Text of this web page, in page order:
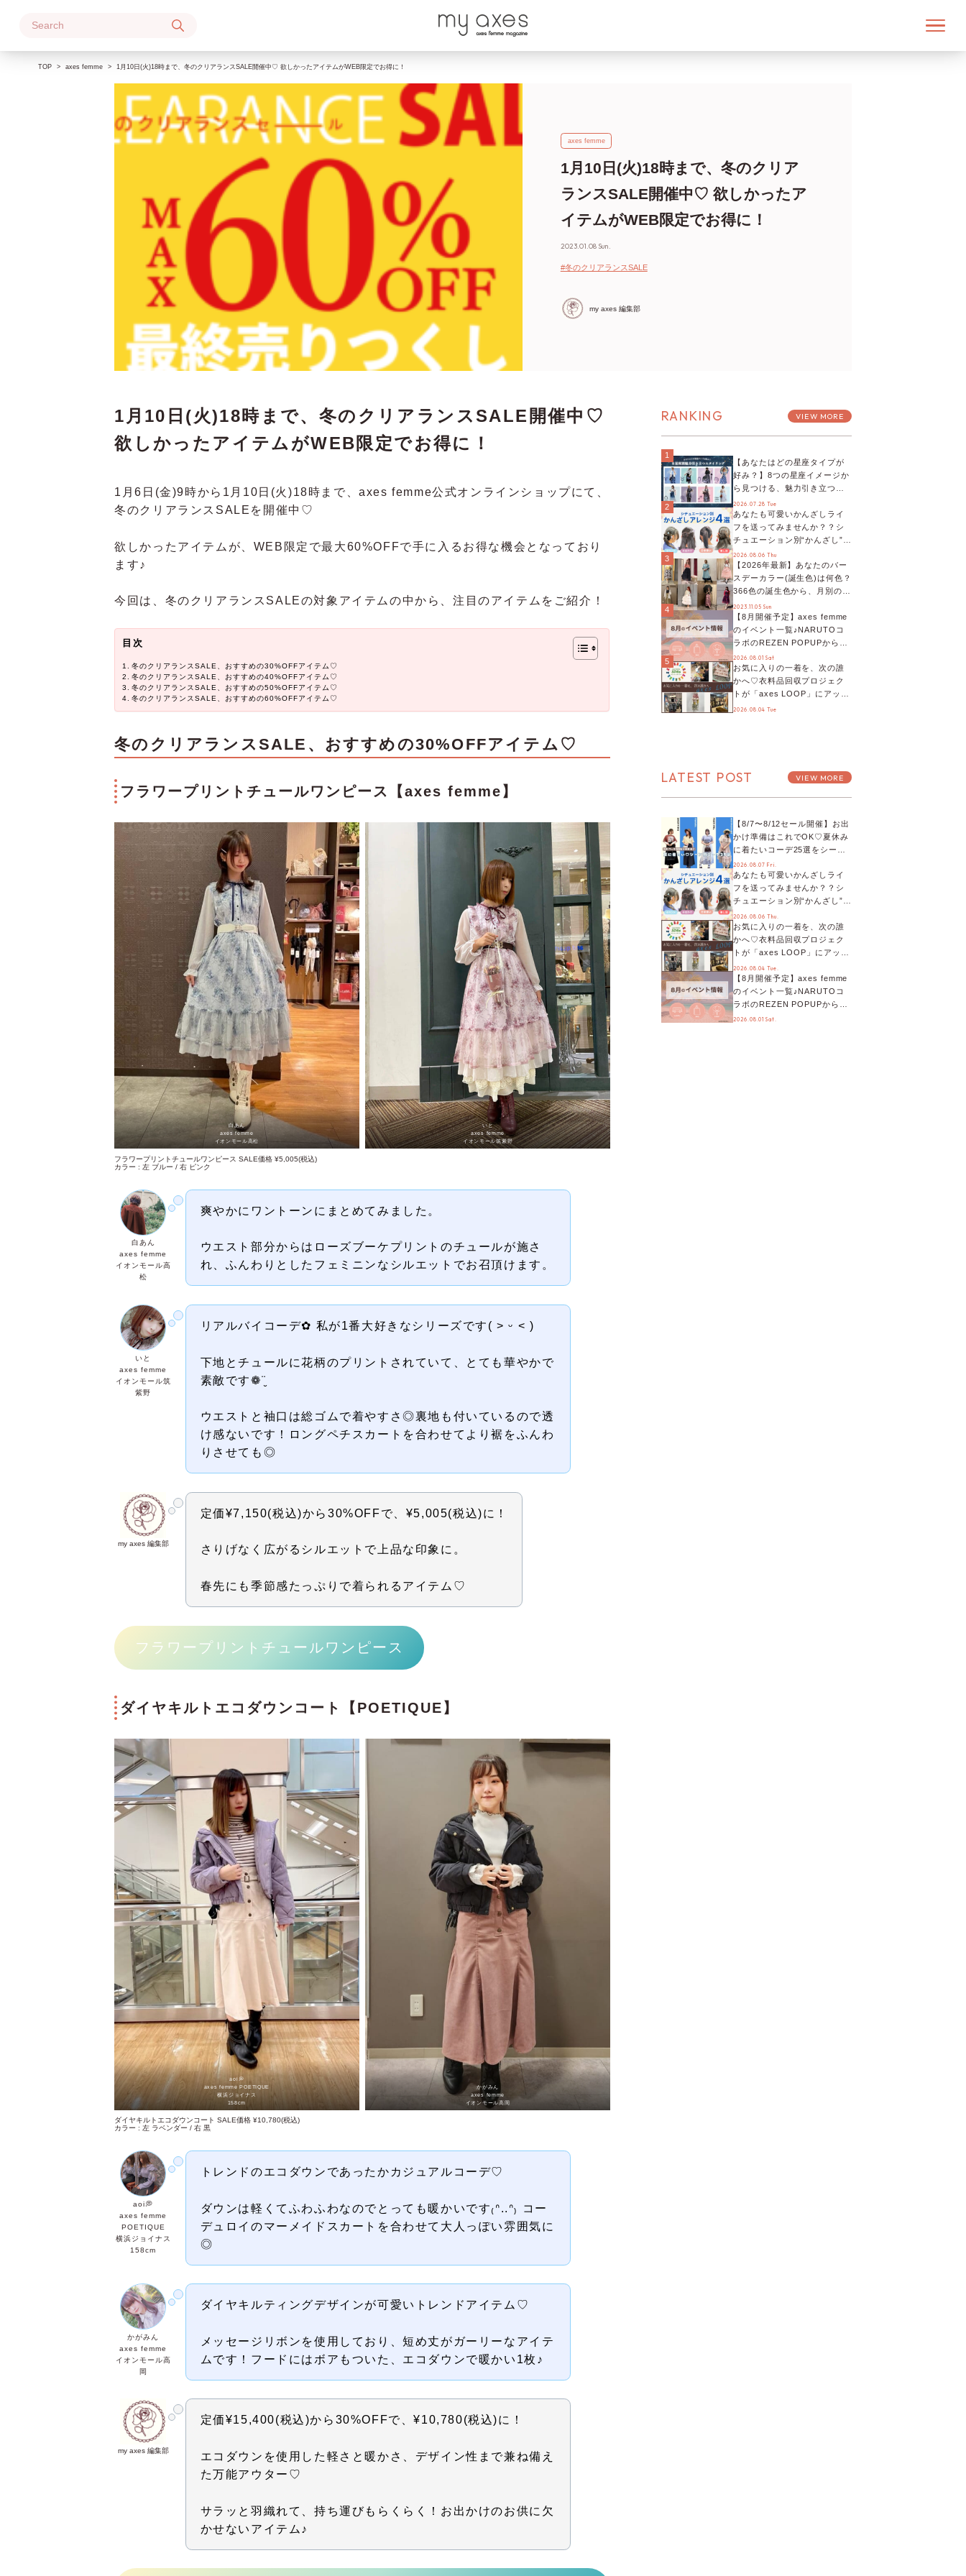
TOP axes femme 1月10日(火)18時まで、冬のクリアランスSALE開催中♡ 欲しかったアイテムがWEB限定でお得に！
axes femme
1月10日(火)18時まで、冬のクリア
ランスSALE開催中♡ 欲しかったア
イテムがWEB限定でお得に！
2023.01.08 Sun.
#冬のクリアランスSALE
my axes 編集部
1月10日(火)18時まで、冬のクリアランスSALE開催中♡
欲しかったアイテムがWEB限定でお得に！
1月6日(金)9時から1月10日(火)18時まで、axes femme公式オンラインショップにて、
冬のクリアランスSALEを開催中♡
欲しかったアイテムが、WEB限定で最大60%OFFで手に入るお得な機会となっており
ます♪
今回は、冬のクリアランスSALEの対象アイテムの中から、注目のアイテムをご紹介！
目次
冬のクリアランスSALE、おすすめの30%OFFアイテム♡
冬のクリアランスSALE、おすすめの40%OFFアイテム♡
冬のクリアランスSALE、おすすめの50%OFFアイテム♡
冬のクリアランスSALE、おすすめの60%OFFアイテム♡
冬のクリアランスSALE、おすすめの30%OFFアイテム♡
フラワープリントチュールワンピース【axes femme】
白あん
axes femme
イオンモール高松
いと
axes femme
イオンモール筑紫野
フラワープリントチュールワンピース SALE価格 ¥5,005(税込)
カラー : 左 ブルー / 右 ピンク
白あん
axes femme
イオンモール高
松
爽やかにワントーンにまとめてみました。
ウエスト部分からはローズブーケプリントのチュールが施さ
れ、ふんわりとしたフェミニンなシルエットでお召頂けます。
いと
axes femme
イオンモール筑
紫野
リアルバイコーデ‪✿‬ 私が1番大好きなシリーズです( ˃ ᵕ ˂ )
下地とチュールに花柄のプリントされていて、とても華やかで
素敵です❁¨̮
ウエストと袖口は総ゴムで着やすさ◎裏地も付いているので透
け感ないです！ロングペチスカートを合わせてより裾をふんわ
りさせても◎
my axes 編集部
定価¥7,150(税込)から30%OFFで、¥5,005(税込)に！
さりげなく広がるシルエットで上品な印象に。
春先にも季節感たっぷりで着られるアイテム♡
フラワープリントチュールワンピース
ダイヤキルトエコダウンコート【POETIQUE】
aoi💭
axes femme POETIQUE
横浜ジョイナス
158cm
かがみん
axes femme
イオンモール高岡
ダイヤキルトエコダウンコート SALE価格 ¥10,780(税込)
カラー : 左 ラベンダー / 右 黒
aoi💭
axes femme
POETIQUE
横浜ジョイナス
158cm
トレンドのエコダウンであったかカジュアルコーデ♡
ダウンは軽くてふわふわなのでとっても暖かいです₍ᐢ..ᐢ₎ コー
デュロイのマーメイドスカートを合わせて大人っぽい雰囲気に
◎
かがみん
axes femme
イオンモール高
岡
ダイヤキルティングデザインが可愛いトレンドアイテム♡
メッセージリボンを使用しており、短め丈がガーリーなアイテ
ムです！フードにはボアもついた、エコダウンで暖かい1枚♪
my axes 編集部
定価¥15,400(税込)から30%OFFで、¥10,780(税込)に！
エコダウンを使用した軽さと暖かさ、デザイン性まで兼ね備え
た万能アウター♡
サラッと羽織れて、持ち運びもらくらく！お出かけのお供に欠
かせないアイテム♪
RANKING VIEW MORE
1
【あなたはどの星座タイプが
好み？】8つの星座イメージか
ら見つける、魅力引き立つス
タイリング♡
2026.07.28 Tue
2
あなたも可愛いかんざしライ
フを送ってみませんか？？シ
チュエーション別“かんざし”の
オススメ【ショップスタッフ
編集部】
2026.08.06 Thu
3
【2026年最新】あなたのバー
スデーカラー(誕生色)は何色？
366色の誕生色から、月別の誕
生色、バースデーカラーコー
デまでご紹介♡
2023.11.05 Sun
4
【8月開催予定】axes femme
のイベント一覧♪NARUTOコ
ラボのREZEN POPUPから、
プチYour Stage.、ティーパー
ティまで！8月の特別なイベン
トをチェック◎
2026.08.01 Sat
5
お気に入りの一着を、次の誰
かへ♡衣料品回収プロジェク
トが「axes LOOP」にアップ
デート！活用するとポイント
2026.08.04 Tue
LATEST POST VIEW MORE
【8/7〜8/12セール開催】お出
かけ準備はこれでOK♡夏休み
に着たいコーデ25選をシーン
別に徹底解説！
2026.08.07 Fri.
あなたも可愛いかんざしライ
フを送ってみませんか？？シ
チュエーション別“かんざし”の
オススメ【ショップスタッフ
編集部】
2026.08.06 Thu.
お気に入りの一着を、次の誰
かへ♡衣料品回収プロジェク
トが「axes LOOP」にアップ
デート！活用するとポイント
が手に入る◎
2026.08.04 Tue.
【8月開催予定】axes femme
のイベント一覧♪NARUTOコ
ラボのREZEN POPUPから、
プチYour Stage.、ティーパー
2026.08.01 Sat.